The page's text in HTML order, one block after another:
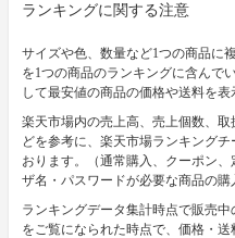
ランキングに関する注意
サイズや色、数量など1つの商品に
を1つの商品のランキングに含んで
して最安値の商品の価格や送料を表
楽天市場内の売上高、売上個数、
どを参考に、楽天市場ランキング
おります。（通常購入、クーポン
ザ名・パスワードが必要な商品の購
ランキングデータ集計時点で販売
をご覧になられた時点で、価格・